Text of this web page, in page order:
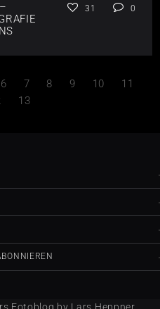
31 0
6 7 8 9 10
11
13